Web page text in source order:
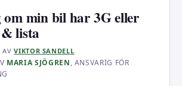
min bil har 3G eller
lista
AVVIKTOR SANDELL
MARIA SJÖGREN, ANSVARIG FÖR